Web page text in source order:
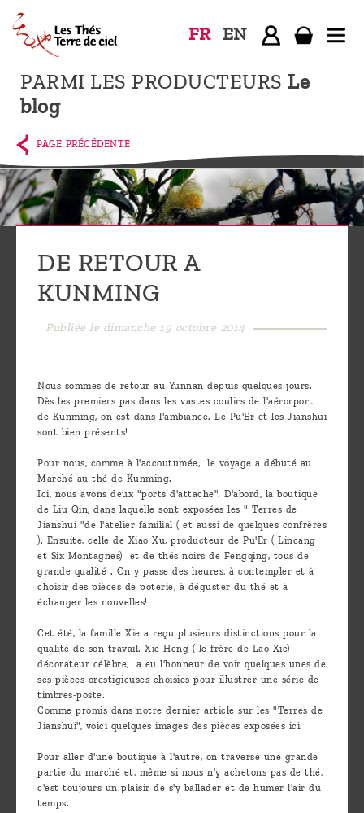
PARMI LES PRODUCTEURS Le
blog
FR EN
Accueil
La
boutique
Terre de
Ciel
Parmi les
le blog
sommes-
Découvrir
le thé
Pu'Erh
Comment
infuser
votre thé
Contactez-
nous !
PAGE PRÉCÉDENTE
DE RETOUR A
KUNMING
Publiée le dimanche 19 octobre 2014
Nous sommes de retour au Yunnan depuis quelques jours.
Dès les premiers pas dans les vastes coulirs de l'aérorport
de Kunming, on est dans l'ambiance. Le Pu'Er et les Jianshui
sont bien présents!
Pour nous, comme à l'accoutumée, le voyage a débuté au
Marché au thé de Kunming.
Ici, nous avons deux "ports d'attache". D'abord, la boutique
de Liu Qin, dans laquelle sont exposées les " Terres de
Jianshui "de l'atelier familial ( et aussi de quelques confrères
). Ensuite, celle de Xiao Xu, producteur de Pu'Er ( Lincang
et Six Montagnes) et de thés noirs de Fengqing, tous de
grande qualité . On y passe des heures, à contempler et à
choisir des pièces de poterie, à déguster du thé et à
échanger les nouvelles!
Cet été, la famille Xie a reçu plusieurs distinctions pour la
qualité de son travail. Xie Heng ( le frère de Lao Xie)
décorateur célèbre, a eu l'honneur de voir quelques unes de
ses pièces orestigieuses choisies pour illustrer une série de
timbres-poste.
Comme promis dans notre dernier article sur les "Terres de
Jianshui", voici quelques images des pièces exposées ici.
Pour aller d'une boutique à l'autre, on traverse une grande
partie du marché et, même si nous n'y achetons pas de thé,
c'est toujours un plaisir de s'y ballader et de humer l'air du
temps.